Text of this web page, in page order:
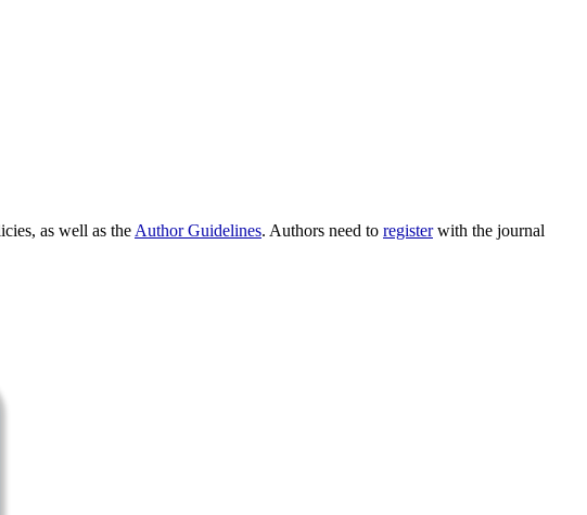
as well as the Author Guidelines. Authors need to registerwith the journal